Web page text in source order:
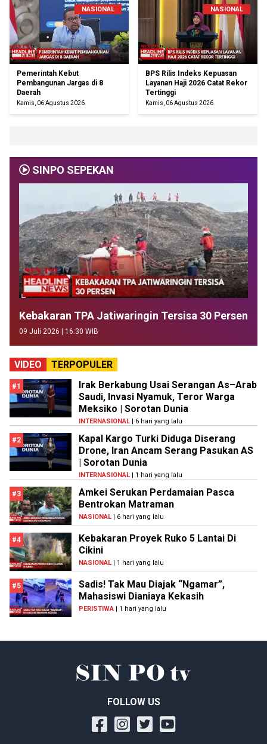
NASIONAL
Pemerintah Kebut
Pembangunan Jargas di 8
Daerah
Kamis, 06 Agustus 2026
NASIONAL
BPS Rilis Indeks Kepuasan
Layanan Haji 2026 Catat Rekor
Tertinggi
Kamis, 06 Agustus 2026
SINPO SEPEKAN
Kebakaran TPA Jatiwaringin Tersisa 30 Persen
09 Juli 2026 | 16:30 WIB
VIDEO TERPOPULER
#1
Irak Berkabung Usai Serangan As–Arab
Saudi, Invasi Nyamuk, Teror Warga
Meksiko | Sorotan Dunia
INTERNASIONAL | 6 hari yang lalu
#2
Kapal Kargo Turki Diduga Diserang
Drone, Iran Ancam Serang Pasukan AS
| Sorotan Dunia
INTERNASIONAL | 1 hari yang lalu
#3
Amkei Serukan Perdamaian Pasca
Bentrokan Matraman
NASIONAL | 6 hari yang lalu
#4
Kebakaran Proyek Ruko 5 Lantai Di
Cikini
NASIONAL | 1 hari yang lalu
#5
Sadis! Tak Mau Diajak “Ngamar”,
Mahasiswi Dianiaya Kekasih
PERISTIWA | 1 hari yang lalu
FOLLOW US